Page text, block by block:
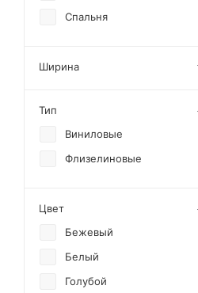
Спальня
Ширина
Тип
Виниловые
Флизелиновые
Цвет
Бежевый
Белый
Голубой